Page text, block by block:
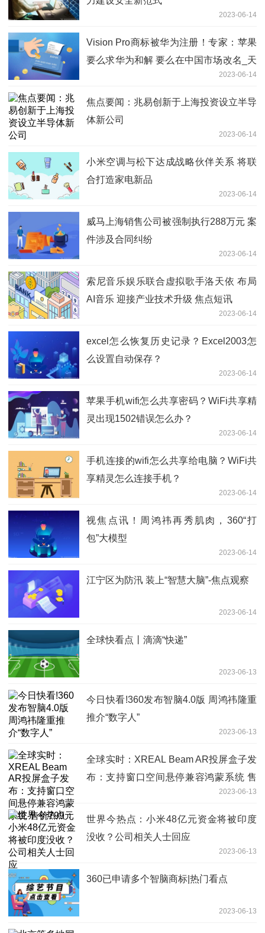
2023-06-14
Vision Pro商标被华为注册！专家：苹果
要么求华为和解 要么在中国市场改名_天
2023-06-14
焦点要闻：兆易创新于上海投资设立半导
体新公司
2023-06-14
小米空调与松下达成战略伙伴关系 将联
合打造家电新品
2023-06-14
威马上海销售公司被强制执行288万元 案
件涉及合同纠纷
2023-06-14
索尼音乐娱乐联合虚拟歌手洛天依 布局
AI音乐 迎接产业技术升级 焦点短讯
2023-06-14
excel怎么恢复历史记录？Excel2003怎
么设置自动保存？
2023-06-14
苹果手机wifi怎么共享密码？WiFi共享精
灵出现1502错误怎么办？
2023-06-14
手机连接的wifi怎么共享给电脑？WiFi共
享精灵怎么连接手机？
2023-06-14
视焦点讯！周鸿祎再秀肌肉，360“打
包”大模型
2023-06-14
江宁区为防汛 装上“智慧大脑”-焦点观察
2023-06-14
全球快看点丨滴滴“快递”
2023-06-13
今日快看!360发布智脑4.0版 周鸿祎隆重
推介“数字人”
2023-06-13
全球实时：XREAL Beam AR投屏盒子发
布：支持窗口空间悬停兼容鸿蒙系统 售
2023-06-13
世界今热点：小米48亿元资金将被印度
没收？公司相关人士回应
2023-06-13
360已申请多个智脑商标|热门看点
2023-06-13